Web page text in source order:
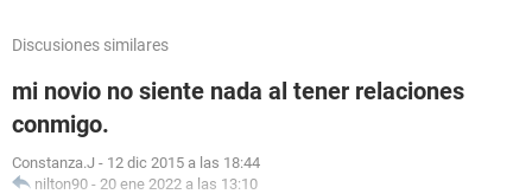
Discusiones similares
mi novio no siente nada al tener relaciones
conmigo.
Constanza.J - 12 dic 2015 a las 18:44
nilton90 - 20 ene 2022 a las 13:10